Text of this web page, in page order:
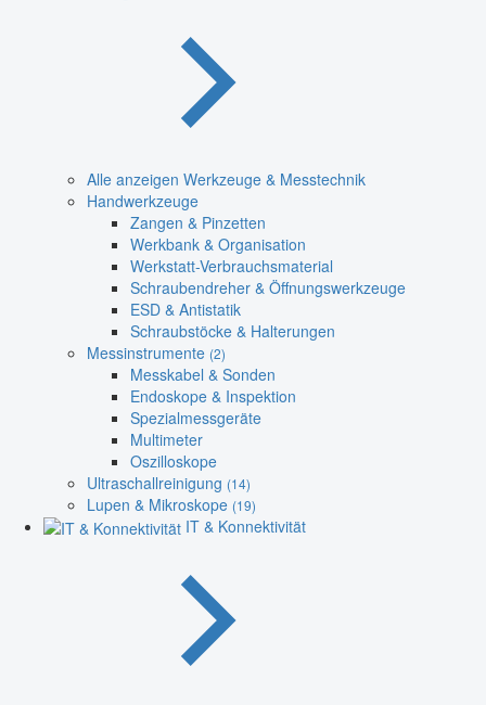
Alle anzeigen Werkzeuge & Messtechnik
Handwerkzeuge
Zangen & Pinzetten
Werkbank & Organisation
Werkstatt-Verbrauchsmaterial
Schraubendreher & Öffnungswerkzeuge
ESD & Antistatik
Schraubstöcke & Halterungen
Messinstrumente (2)
Messkabel & Sonden
Endoskope & Inspektion
Spezialmessgeräte
Multimeter
Oszilloskope
Ultraschallreinigung (14)
Lupen & Mikroskope (19)
IT & Konnektivität